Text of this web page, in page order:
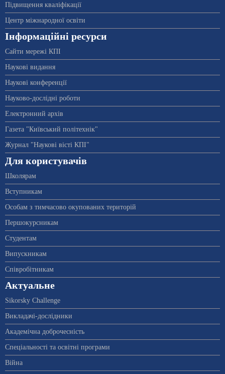
Підвищення кваліфікації
Центр міжнародної освіти
Інформаційні ресурси
Сайти мережі КПІ
Наукові видання
Наукові конференції
Науково-дослідні роботи
Електронний архів
Газета "Київський політехнік"
Журнал "Наукові вісті КПІ"
Для користувачів
Школярам
Вступникам
Особам з тимчасово окупованих територій
Першокурсникам
Студентам
Випускникам
Співробітникам
Актуальне
Sikorsky Challenge
Викладачі-дослідники
Академічна доброчесність
Спеціальності та освітні програми
Війна